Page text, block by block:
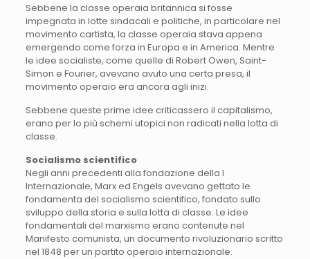
Sebbene la classe operaia britannica si fosse
impegnata in lotte sindacali e politiche, in particolare nel
movimento cartista, la classe operaia stava appena
emergendo come forza in Europa e in America. Mentre
le idee socialiste, come quelle di Robert Owen, Saint-
Simon e Fourier, avevano avuto una certa presa, il
movimento operaio era ancora agli inizi.
Sebbene queste prime idee criticassero il capitalismo,
erano per lo più schemi utopici non radicati nella lotta di
classe.
Socialismo scientifico
Negli anni precedenti alla fondazione della I
Internazionale, Marx ed Engels avevano gettato le
fondamenta del socialismo scientifico, fondato sullo
sviluppo della storia e sulla lotta di classe. Le idee
fondamentali del marxismo erano contenute nel
Manifesto comunista, un documento rivoluzionario scritto
nel 1848 per un partito operaio internazionale.